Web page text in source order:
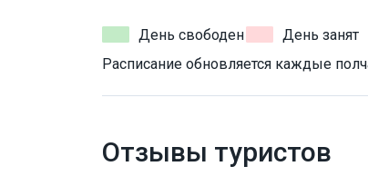
День свободен
День занят
Расписание обновляется каждые
Отзывы туристов